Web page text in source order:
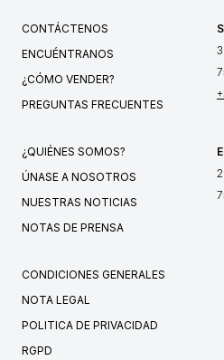
CONTÁCTENOS
ENCUÉNTRANOS
¿CÓMO VENDER?
PREGUNTAS FRECUENTES
¿QUIÉNES SOMOS?
ÚNASE A NOSOTROS
NUESTRAS NOTICIAS
NOTAS DE PRENSA
CONDICIONES GENERALES
NOTA LEGAL
POLITICA DE PRIVACIDAD
RGPD